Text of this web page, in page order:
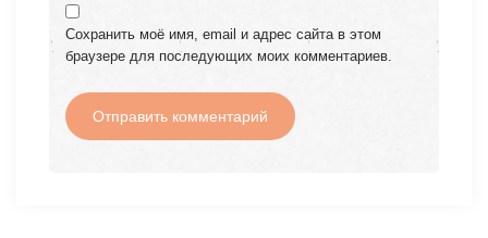
Сохранить моё имя, email и адрес сайта в этом
браузере для последующих моих комментариев.